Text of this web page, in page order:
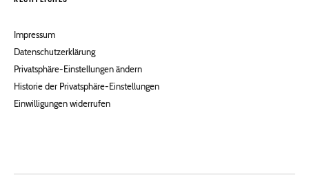
Impressum
Datenschutzerklärung
Privatsphäre-Einstellungen ändern
Historie der Privatsphäre-Einstellungen
Einwilligungen widerrufen